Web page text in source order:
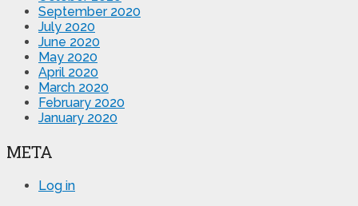
September 2020
July 2020
June 2020
May 2020
April 2020
March 2020
February 2020
January 2020
META
Log in